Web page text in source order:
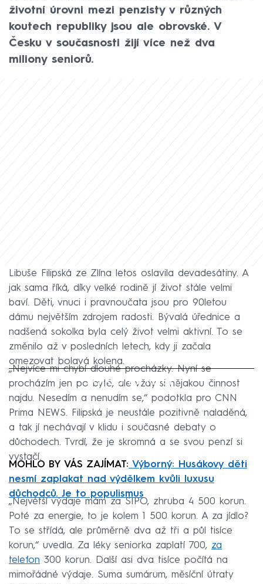
životní úrovni mezi penzisty v různých
koutech republiky jsou ale obrovské. V
Česku v současnosti žijí více než dva
miliony seniorů.
Libuše Filipská ze Zlína letos oslavila devadesátiny. A
jak sama říká, díky velké rodině jí život stále velmi
baví. Děti, vnuci i pravnoučata jsou pro 90letou
dámu největším zdrojem radosti. Bývalá úřednice a
nadšená sokolka byla celý život velmi aktivní. To se
změnilo až v posledních letech, kdy ji začala
omezovat bolavá kolena.
Failed to fetch
„Nejvíce mi chybí dlouhé procházky. Nyní se
procházím jen po bytě, ale vždy si nějakou činnost
najdu. Nesedím a nenudím se,“ podotkla pro CNN
Prima NEWS. Filipská je neustále pozitivně naladěná,
a tak jí nechávají v klidu i současné debaty o
důchodech. Tvrdí, že je skromná a se svou penzí si
vystačí.
MOHLO BY VÁS ZAJÍMAT: Výborný: Husákovy děti
nesmí zaplakat nad výdělkem kvůli luxusu
důchodců. Je to populismus
„Největší výdaje mám za SIPO, zhruba 4 500 korun.
Poté za energie, to je kolem 1 500 korun. A za jídlo?
To se střídá, ale průměrně dva až tři a půl tisíce
korun,“ uvedla. Za léky seniorka zaplatí 700, za
telefon 300 korun. Další asi dva tisíce počítá na
mimořádné výdaje. Suma sumárum, měsíční útraty